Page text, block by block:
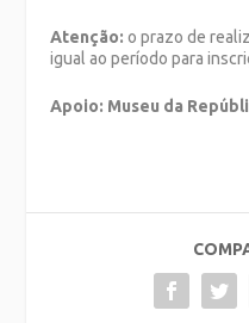
Atenção: o prazo de
igual ao período para
Apoio: Museu da